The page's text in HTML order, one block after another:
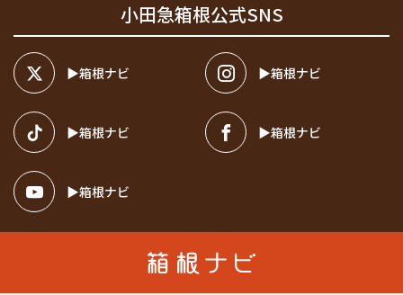
小田急箱根公式SNS
箱根ナビ 箱根ナビ
箱根ナビ 箱根ナビ
箱根ナビ